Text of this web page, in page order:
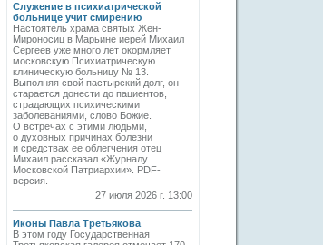
Служение в психиатрической
больнице учит смирению
Настоятель храма святых Жен-
Мироносиц в Марьине иерей Михаил
Сергеев уже много лет окормляет
московскую Психиатрическую
клиническую больницу № 13.
Выполняя свой пастырский долг, он
старается донести до пациентов,
страдающих психическими
заболеваниями, слово Божие.
О встречах с этими людьми,
о духовных причинах болезни
и средствах ее облегчения отец
Михаил рассказал «Журналу
Московской Патриархии». PDF-
версия.
27 июля 2026 г. 13:00
Иконы Павла Третьякова
В этом году Государственная